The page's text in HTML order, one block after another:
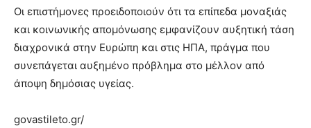
Οι επιστήμονες προειδοποιούν ότι τα επίπεδα μοναξιάς
και κοινωνικής απομόνωσης εμφανίζουν αυξητική τάση
διαχρονικά στην Ευρώπη και στις ΗΠΑ, πράγμα που
συνεπάγεται αυξημένο πρόβλημα στο μέλλον από
άποψη δημόσιας υγείας.
govastileto.gr/